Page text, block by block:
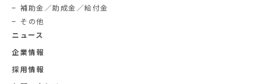
補助金／助成金／給付金
その他
ニュース
企業情報
採用情報